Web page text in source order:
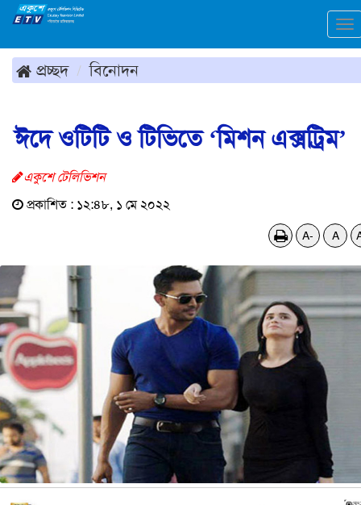
প্রচ্ছদ বিনোদন
ঈদে ওটিটি ও টিভিতে ‘মিশন এক্সট্রিম’
একুশে টেলিভিশন
প্রকাশিত : ১২:৪৮, ১ মে ২০২২
A- A